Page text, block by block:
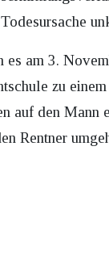
am 3.
zu
auf den
Rentner